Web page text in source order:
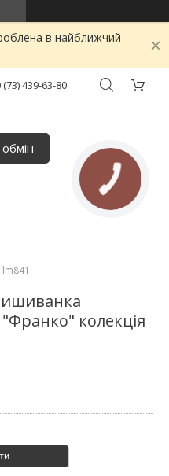
в найближчий
(73) 439-63-80
lm841
"Франко" колекція